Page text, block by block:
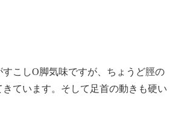
こしO脚気味ですが、ちょうど脛の
ています。そして足首の動きも硬い